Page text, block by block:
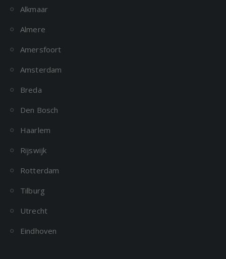
Alkmaar
Almere
Amersfoort
Amsterdam
Breda
Den Bosch
Haarlem
Rijswijk
Rotterdam
Tilburg
Utrecht
Eindhoven